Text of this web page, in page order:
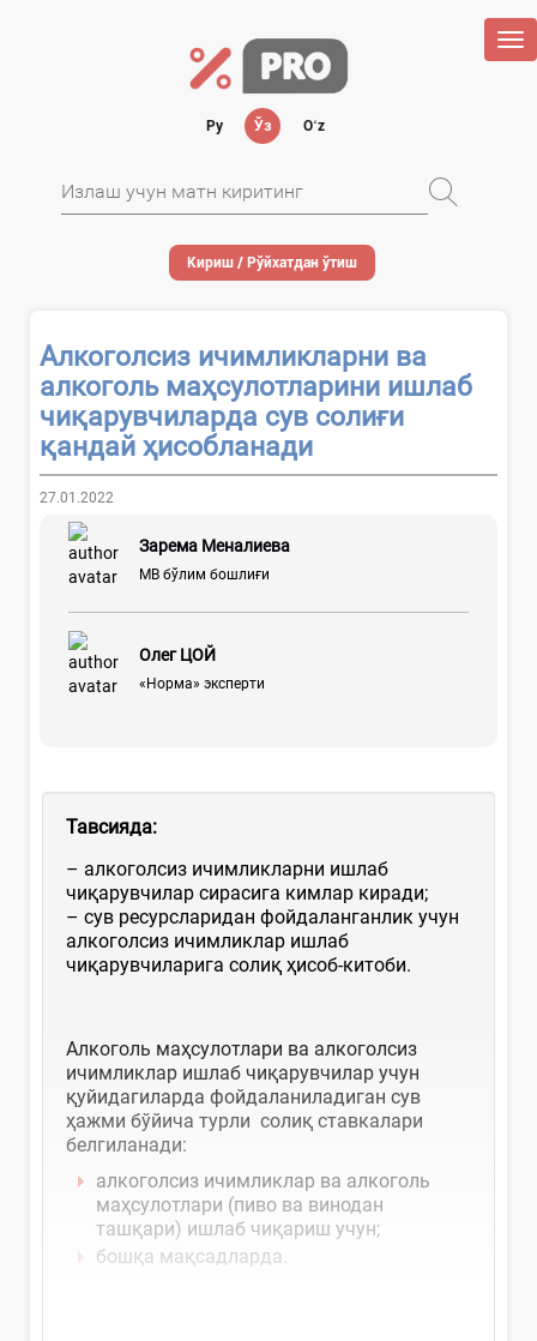
Ру Ўз Oʻz
Кириш / Рўйхатдан ўтиш
Алкоголсиз ичимликларни ва
алкоголь маҳсулотларини ишлаб
чиқарувчиларда сув солиғи
қандай ҳисобланади
27.01.2022
Зарема Меналиева
МВ бўлим бошлиғи
Олег ЦОЙ
«Норма» эксперти
Тавсияда:
– алкоголсиз ичимликларни ишлаб
чиқарувчилар сирасига кимлар киради;
– сув ресурсларидан фойдаланганлик учун
алкоголсиз ичимликлар ишлаб
чиқарувчиларига солиқ ҳисоб-китоби.
Алкоголь маҳсулотлари ва алкоголсиз
ичимликлар ишлаб чиқарувчилар учун
қуйидагиларда фойдаланиладиган сув
ҳажми бўйича турли солиқ ставкалари
белгиланади:
алкоголсиз ичимликлар ва алкоголь
маҳсулотлари (пиво ва винодан
ташқари) ишлаб чиқариш учун;
бошқа мақсадларда.